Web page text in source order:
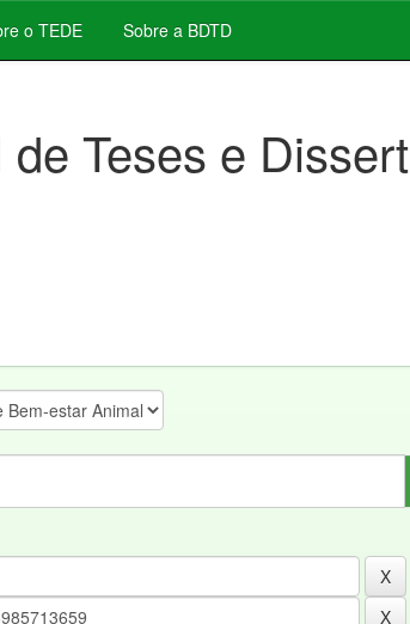
o TEDE Sobre a BDTD
Teses e